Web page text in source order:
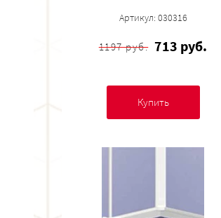
Артикул: 030316
1197 руб. 713 руб.
Купить